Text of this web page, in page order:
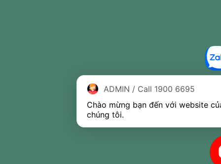
ADMIN / Call 1900 6695
Chào mừng bạn đến với website
chúng tôi.